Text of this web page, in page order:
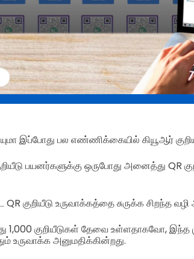
இப்போது பல எண்ணிக்கையில் கியூஆர்
பயனர்களுக்கு ஒருபோது அனைத்து QR
QR குறியீடு உருவாக்கத்தை சுருக்க சிறந்த
1,000 குறியீடுகள் தேவை உள்ளதாகவோ,
உருவாக்க அனுமதிக்கின்றது.